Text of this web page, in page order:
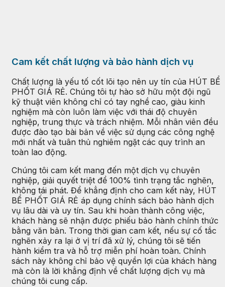
Cam kết chất lượng và bảo hành dịch vụ
Chất lượng là yếu tố cốt lõi tạo nên uy tín của HÚT BỂ
PHỐT GIÁ RẺ. Chúng tôi tự hào sở hữu một đội ngũ
kỹ thuật viên không chỉ có tay nghề cao, giàu kinh
nghiệm mà còn luôn làm việc với thái độ chuyên
nghiệp, trung thực và trách nhiệm. Mỗi nhân viên đều
được đào tạo bài bản về việc sử dụng các công nghệ
mới nhất và tuân thủ nghiêm ngặt các quy trình an
toàn lao động.
Chúng tôi cam kết mang đến một dịch vụ chuyên
nghiệp, giải quyết triệt để 100% tình trạng tắc nghẽn,
không tái phát. Để khẳng định cho cam kết này, HÚT
BỂ PHỐT GIÁ RẺ áp dụng chính sách bảo hành dịch
vụ lâu dài và uy tín. Sau khi hoàn thành công việc,
khách hàng sẽ nhận được phiếu bảo hành chính thức
bằng văn bản. Trong thời gian cam kết, nếu sự cố tắc
nghẽn xảy ra lại ở vị trí đã xử lý, chúng tôi sẽ tiến
hành kiểm tra và hỗ trợ miễn phí hoàn toàn. Chính
sách này không chỉ bảo vệ quyền lợi của khách hàng
mà còn là lời khẳng định về chất lượng dịch vụ mà
chúng tôi cung cấp.